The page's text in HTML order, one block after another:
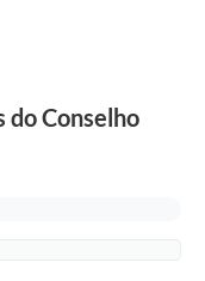
do Conselho